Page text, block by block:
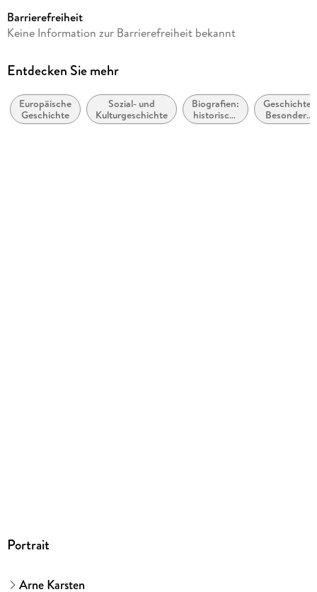
Dateigröße
Reihe
Autor/Autorin
Arne Karsten
Barrierefreiheit
Keine Information zur Barrierefreiheit bekannt
Entdecken Sie mehr
Europäische
Geschichte
Sozial- und
Kulturgeschichte
Biografien:
historisch,
politisch,
Geschichte:
Besondere
Ereignisse
Portrait
Arne Karsten